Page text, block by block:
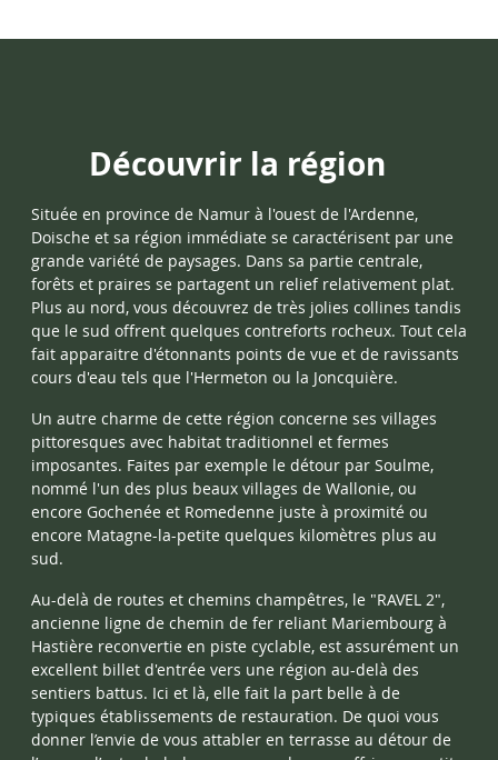
Découvrir la région
Située en province de Namur à l'ouest de l'Ardenne,
Doische et sa région immédiate se caractérisent par une
grande variété de paysages. Dans sa partie centrale,
forêts et praires se partagent un relief relativement plat.
Plus au nord, vous découvrez de très jolies collines tandis
que le sud offrent quelques contreforts rocheux. Tout cela
fait apparaitre d'étonnants points de vue et de ravissants
cours d'eau tels que l'Hermeton ou la Joncquière.
Un autre charme de cette région concerne ses villages
pittoresques avec habitat traditionnel et fermes
imposantes. Faites par exemple le détour par Soulme,
nommé l'un des plus beaux villages de Wallonie, ou
encore Gochenée et Romedenne juste à proximité ou
encore Matagne-la-petite quelques kilomètres plus au
sud.
Au-delà de routes et chemins champêtres, le "RAVEL 2",
ancienne ligne de chemin de fer reliant Mariembourg à
Hastière reconvertie en piste cyclable, est assurément un
excellent billet d'entrée vers une région au-delà des
sentiers battus. Ici et là, elle fait la part belle à de
typiques établissements de restauration. De quoi vous
donner l’envie de vous attabler en terrasse au détour de